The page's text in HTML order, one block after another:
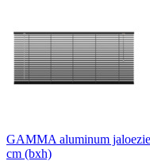
GAMMA aluminum
cm (bxh)